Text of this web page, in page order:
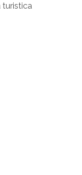
turistica